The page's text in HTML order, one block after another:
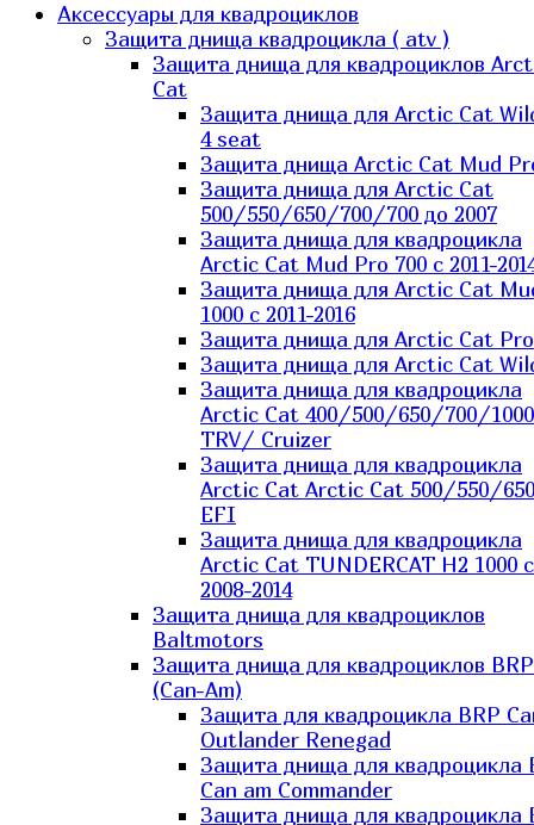
Аксессуары для квадроциклов
Защита днища квадроцикла ( atv )
Защита днища для квадроциклов
Cat
Защита днища для Arctic Cat
4 seat
Защита днища Arctic Cat Mud
Защита днища для Arctic Cat
500/550/650/700/700 до 2007
Защита днища для квадроцикла
Arctic Cat Mud Pro 700 с 2011-
Защита днища для Arctic Cat
1000 c 2011-2016
Защита днища для Arctic Cat
Защита днища для Arctic Cat
Защита днища для квадроцикла
Arctic Cat 400/500/650/700/1000
TRV/ Cruizer
Защита днища для квадроцикла
Arctic Cat Arctic Cat 500/550/
EFI
Защита днища для квадроцикла
Arctic Cat TUNDERCAT H2 1000 c
2008-2014
Защита днища для квадроциклов
Baltmotors
Защита днища для квадроциклов BRP
(Can-Am)
Защита для квадроцикла BRP
Outlander Renegad
Защита днища для квадроцикла
Can am Commander
Защита днища для квадроцикла